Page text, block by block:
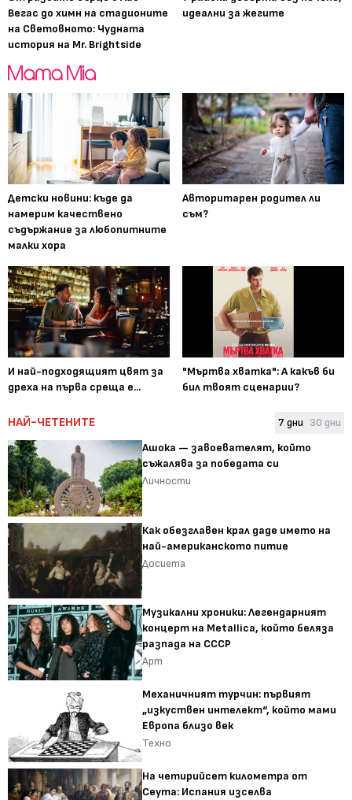
Вегас до химн на стадионите
на Световното: Чудната
история на Mr. Brightside
идеални за жегите
Детски новини: къде да
намерим качествено
съдържание за любопитните
малки хора
Авторитарен родител ли
съм?
И най-подходящият цвят за
дреха на първа среща е...
"Мъртва хватка": А какъв би
бил твоят сценарии?
НАЙ-ЧЕТЕНИТЕ 7 дни 30 дни
Ашока — завоевателят, който
съжалява за победата си
Личности
Как обезглавен крал даде името на
най-американското питие
Досиета
Музикални хроники: Легендарният
концерт на Metallica, който беляза
разпада на СССР
Арт
Механичният турчин: първият
„изкуствен интелект“, който мами
Европа близо век
Техно
На четирийсет километра от
Сеута: Испания изселва